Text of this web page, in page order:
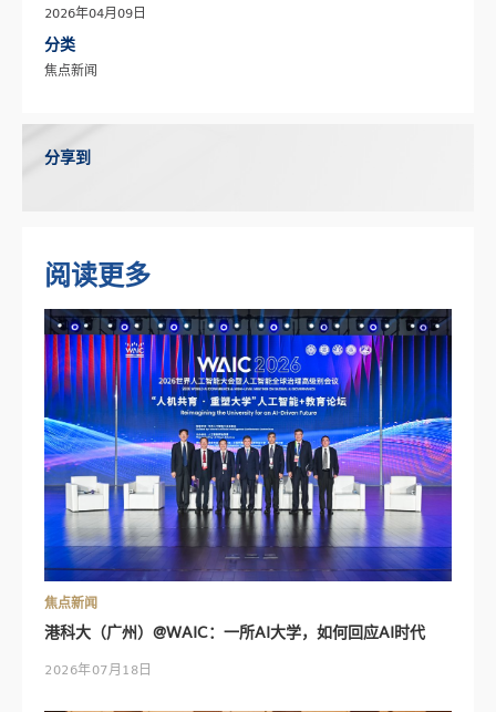
2026年04月09日
分类
焦点新闻
分享到
阅读更多
焦点新闻
港科大（广州）@WAIC：一所AI大学，如何回应AI时代
2026年07月18日